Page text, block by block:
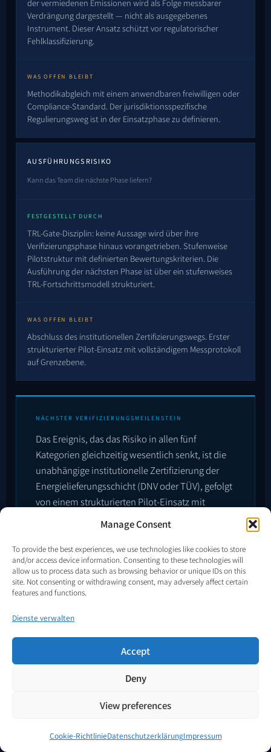
Manage Consent
To provide the best experiences, we use technologies like cookies to store
and/or access device information. Consenting to these technologies will
allow us to process data such as browsing behavior or unique IDs on this
site. Not consenting or withdrawing consent, may adversely affect certain
features and functions.
Dienste verwalten
Accept
Deny
View preferences
Cookie-RichtlinieDatenschutzerklärungImpressum
der vermiedenen Emissionen wird als Folge messbarer
Verdrängung dargestellt — nicht als ausgegebenes
Instrument. Dieser Ansatz schützt vor regulatorischer
Fehlklassifizierung.
WAS OFFEN BLEIBT
Methodikabgleich mit einem anwendbaren freiwilligen oder
Compliance-Standard. Der jurisdiktionsspezifische
Regulierungsweg ist in der Einsatzphase zu definieren.
AUSFÜHRUNGSRISIKO
Kann das Team die nächste Phase liefern?
FESTGESTELLT DURCH
TRL-Gate-Disziplin: keine Aussage wird über ihre
Verifizierungsphase hinaus vorangetrieben. Stufenweise
Pilotstruktur mit definierten Bewertungskriterien. Die
Ausführung der nächsten Phase ist über ein stufenweises
TRL-Fortschrittsmodell strukturiert.
WAS OFFEN BLEIBT
Abschluss des institutionellen Zertifizierungswegs. Erster
strukturierter Pilot-Einsatz mit vollständigem Messprotokoll
auf Grenzebene.
NÄCHSTER VERIFIZIERUNGSMEILENSTEIN
Das Ereignis, das das Risiko in allen fünf
Kategorien gleichzeitig wesentlich senkt, ist die
unabhängige institutionelle Zertifizierung der
Energielieferungsschicht (DNV oder TÜV), gefolgt
von einem strukturierten Pilot-Einsatz mit
Bis zum Abschluss dieses Meilensteins bleibt die
sekundäre Kohlenstoffschicht ein analytischer Rahmen.
Danach erhält der Rahmen die für ein formales
Verifizierungsengagement erforderliche Grundlage.
Logik der Kohlenstoffbilanzierung vs.
Aussagen zum Kohlenstoff